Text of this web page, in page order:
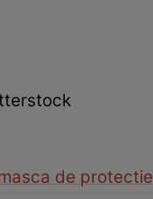
de protectie